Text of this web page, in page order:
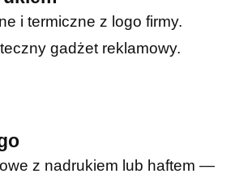
i termiczne z logo firmy.
gadżet reklamowy.
z nadrukiem lub haftem —